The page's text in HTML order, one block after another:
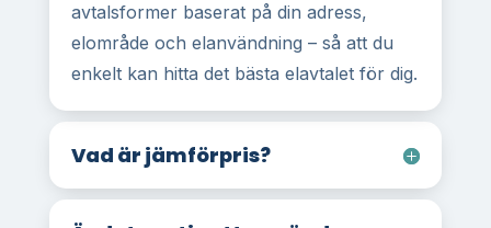
avtalsformer baserat på din adress,
elområde och elanvändning – så att du
enkelt kan hitta det bästa elavtalet för dig.
Vad är jämförpris?